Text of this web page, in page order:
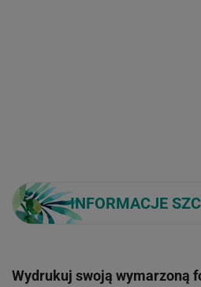
INFORMACJE
Wydrukuj swoją wymarzoną